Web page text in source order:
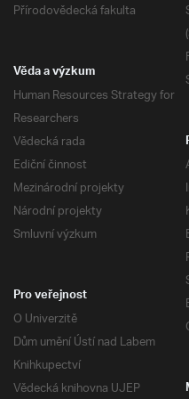
Přírodovědecká fakulta
Věda a výzkum
Human Resources Strategy for
Researchers
Vědecká rada
Ediční činnost
Mezinárodní projekty
Národní projekty
Smluvní výzkum
Pro veřejnost
O Univerzitě
Dům umění Ústí nad Labem
Knihkupectví
Vědecká knihovna UJEP